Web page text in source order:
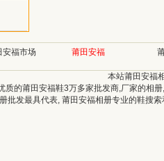
安福市场 莆田安福
本站莆田安福
质的莆田安福鞋3万多家批发商,厂家的相
批发最具代表, 莆田安福相册专业的鞋搜